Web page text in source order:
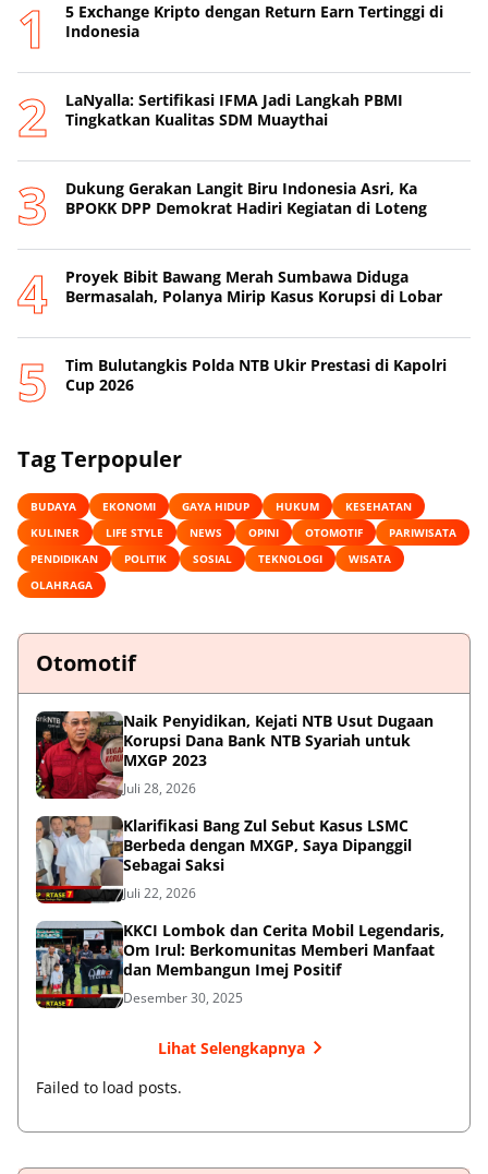
5 Exchange Kripto dengan Return Earn Tertinggi di
Indonesia
LaNyalla: Sertifikasi IFMA Jadi Langkah PBMI
Tingkatkan Kualitas SDM Muaythai
Dukung Gerakan Langit Biru Indonesia Asri, Ka
BPOKK DPP Demokrat Hadiri Kegiatan di Loteng
Proyek Bibit Bawang Merah Sumbawa Diduga
Bermasalah, Polanya Mirip Kasus Korupsi di Lobar
Tim Bulutangkis Polda NTB Ukir Prestasi di Kapolri
Cup 2026
Tag Terpopuler
BUDAYA EKONOMI GAYA HIDUP HUKUM
KESEHATAN
KULINER
LIFE STYLE NEWS OPINI OTOMOTIF
PARIWISATA
PENDIDIKAN
POLITIK SOSIAL TEKNOLOGI
WISATA
OLAHRAGA
Otomotif
Naik Penyidikan, Kejati NTB Usut Dugaan
Korupsi Dana Bank NTB Syariah untuk
MXGP 2023
Juli 28, 2026
Klarifikasi Bang Zul Sebut Kasus LSMC
Berbeda dengan MXGP, Saya Dipanggil
Sebagai Saksi
Juli 22, 2026
KKCI Lombok dan Cerita Mobil Legendaris,
Om Irul: Berkomunitas Memberi Manfaat
dan Membangun Imej Positif
Desember 30, 2025
Lihat Selengkapnya
Failed to load posts.